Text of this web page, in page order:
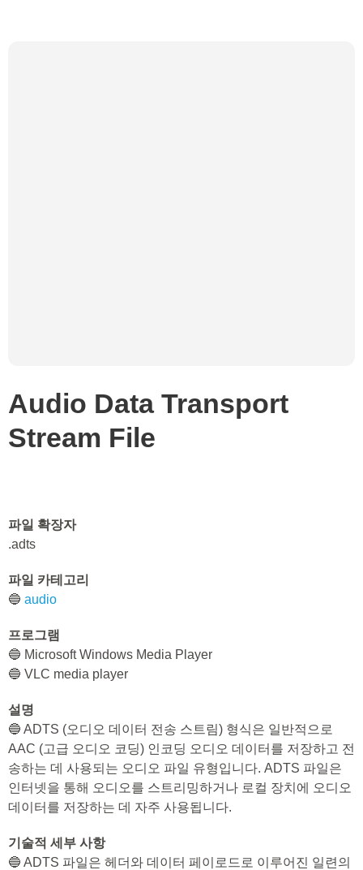
Audio Data Transport
Stream File
파일 확장자
.adts
파일 카테고리
🔵 audio
프로그램
🔵 Microsoft Windows Media Player
🔵 VLC media player
설명
🔵 ADTS (오디오 데이터 전송 스트림) 형식은 일반적으로
AAC (고급 오디오 코딩) 인코딩 오디오 데이터를 저장하고 전
송하는 데 사용되는 오디오 파일 유형입니다. ADTS 파일은
인터넷을 통해 오디오를 스트리밍하거나 로컬 장치에 오디오
데이터를 저장하는 데 자주 사용됩니다.
기술적 세부 사항
🔵 ADTS 파일은 헤더와 데이터 페이로드로 이루어진 일련의